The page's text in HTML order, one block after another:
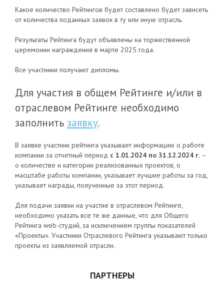
Какое количество Рейтингов будет составлено будет зависеть
от количества поданных заявок в ту или иную отрасль.
Результаты Рейтинга будут объявлены на торжественной
церемонии награждения в марте 2025 года.
Все участники получают дипломы.
Для участия в общем Рейтинге и/или в
отраслевом Рейтинге необходимо
заполнить заявку.
В заявке участник рейтинга указывает информацию о работе
компании за отчетный период с 1.01.2024 по 31.12.2024 г. –
о количестве и категории реализованных проектов, о
масштабе работы компании, указывает лучшие работы за год,
указывает награды, полученные за этот период.
Для подачи заявки на участие в отраслевом Рейтинге,
необходимо указать все те же данные, что для Общего
Рейтинга web-студий, за исключением группы показателей
«Проекты». Участники Отраслевого Рейтинга указывают только
проекты из заявляемой отрасли.
ПАРТНЕРЫ